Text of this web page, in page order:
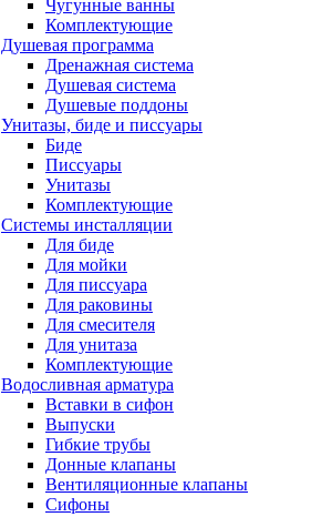
Чугунные ванны
Комплектующие
Душевая программа
Дренажная система
Душевая система
Душевые поддоны
Унитазы, биде и писсуары
Биде
Писсуары
Унитазы
Комплектующие
Системы инсталляции
Для биде
Для мойки
Для писсуара
Для раковины
Для смесителя
Для унитаза
Комплектующие
Водосливная арматура
Вставки в сифон
Выпуски
Гибкие трубы
Донные клапаны
Вентиляционные клапаны
Сифоны